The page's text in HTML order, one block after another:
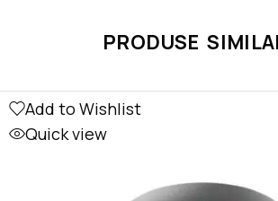
PRODUSE
Add to Wishlist
Quick view